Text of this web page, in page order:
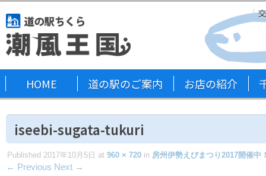
HOME 道の駅のご案内 お店の紹介
iseebi-sugata-tukuri
Published 2017年10月5日 at 960 × 720 in 房州伊勢えびまつり2017開催中
← Previous Next →